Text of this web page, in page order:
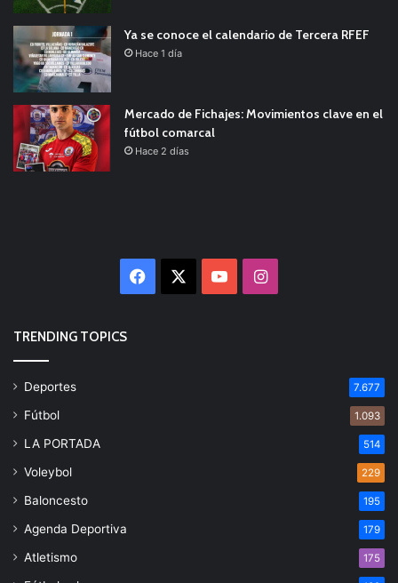
Ya se conoce el calendario de Tercera RFEF
Hace 1 día
Mercado de Fichajes: Movimientos clave en el
fútbol comarcal
Hace 2 días
Facebook YouTubeInstagram
TRENDING TOPICS
Deportes 7.677
Fútbol 1.093
LA PORTADA 514
Voleybol 229
Baloncesto 195
Agenda Deportiva 179
Atletismo 175